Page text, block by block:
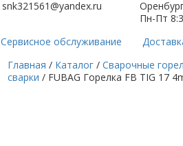
snk321561@yandex.ru
Пн-Пт
Сервисное обслуживание
Главная / Каталог/ Сварочные
сварки / FUBAG Горелка FB TIG 17